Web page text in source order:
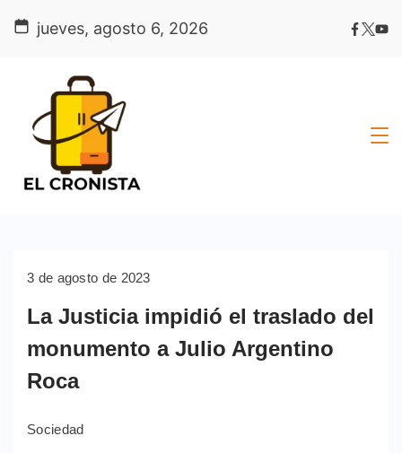
jueves, agosto 6, 2026
3 de agosto de 2023
La Justicia impidió el traslado del
monumento a Julio Argentino
Roca
Sociedad